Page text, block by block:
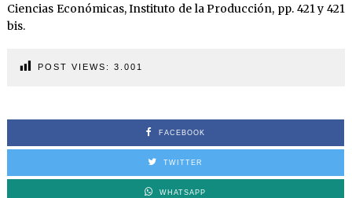
Ciencias Económicas, Instituto de la Producción, pp. 421 y 421
bis.
POST VIEWS: 3.001
FACEBOOK
TWITTER
WHATSAPP